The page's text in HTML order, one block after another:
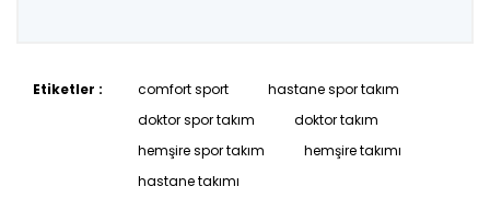
Etiketler : comfort sport
hastane spor takım
doktor spor takım
doktor takım
hemşire spor takım
hemşire takımı
hastane takımı